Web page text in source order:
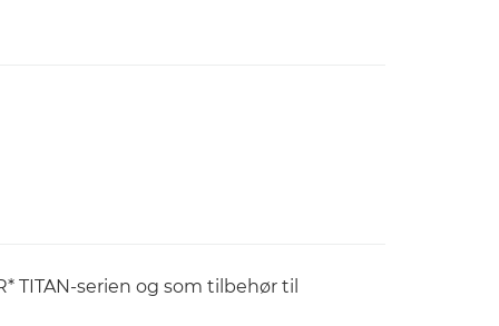
TITAN-serien og som tilbehør til